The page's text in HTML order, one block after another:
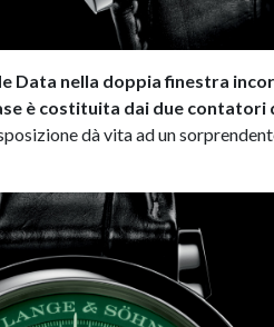
Data nella doppia finestra
è costituita dai due contatori
dà vita ad un